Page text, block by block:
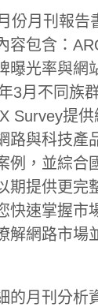
份月刊報告
容包含：
曝光率與網
3月不同族
Survey提供
路與科技產
例，並綜合
期提供更完
快速掌握市
解網路市場
的月刊分析